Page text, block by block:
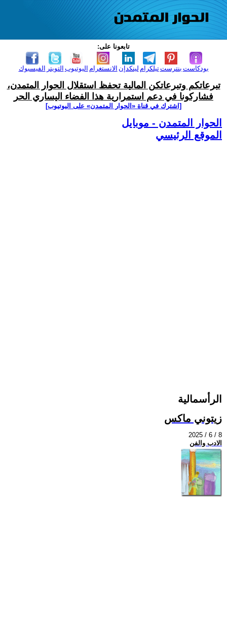
تابعونا على:
الفيسبوك التويتر اليوتيوب الانستغرام لينكدإن تيلكرامبنترست بودكاست
تبرعاتكم وتبرعاتكن المالية تحفظ استقلال الحوار المتمدن،
فشاركونا في دعم استمرارية هذا الفضاء اليساري الحر
[اشترك في قناة ‫«الحوار المتمدن» على اليوتيوب]
الحوار المتمدن - موبايل
الموقع الرئيسي
الرأسمالية
زيتوني ماكس
2025 / 6 / 8
الادب والفن